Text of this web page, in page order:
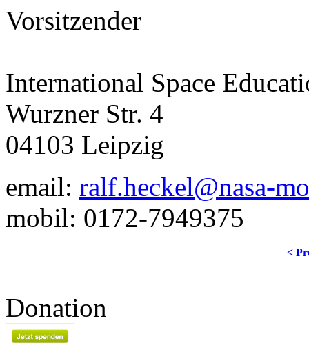
Vorsitzender
International Space
Wurzner Str. 4
04103 Leipzig
email: ralf.heckel@nasa-
mobil: 0172-7949375
<
Donation